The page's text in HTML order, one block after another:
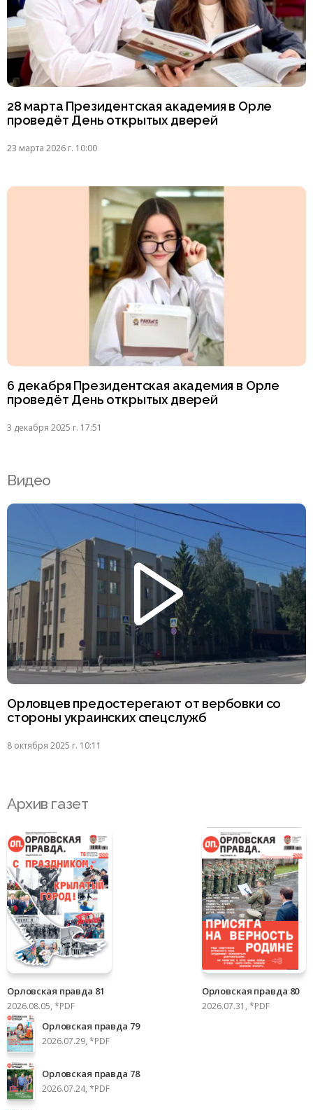
28 марта Президентская академия в Орле
проведёт День открытых дверей
23 марта 2026 г. 10:00
6 декабря Президентская академия в Орле
проведёт День открытых дверей
3 декабря 2025 г. 17:51
Видео
Орловцев предостерегают от вербовки со
стороны украинских спецслужб
8 октября 2025 г. 10:11
Архив газет
Орловская правда 81
2026.08.05, *PDF
Орловская правда 80
2026.07.31, *PDF
Орловская правда 79
2026.07.29, *PDF
Орловская правда 78
2026.07.24, *PDF